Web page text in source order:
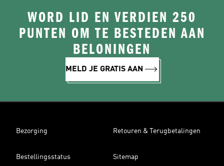
WORD LID EN VERDIEN 250
PUNTEN OM TE BESTEDEN AAN
BELONINGEN
MELD JE GRATIS AAN
Bezorging Retouren & Terugbetalingen
Bestellingsstatus Sitemap